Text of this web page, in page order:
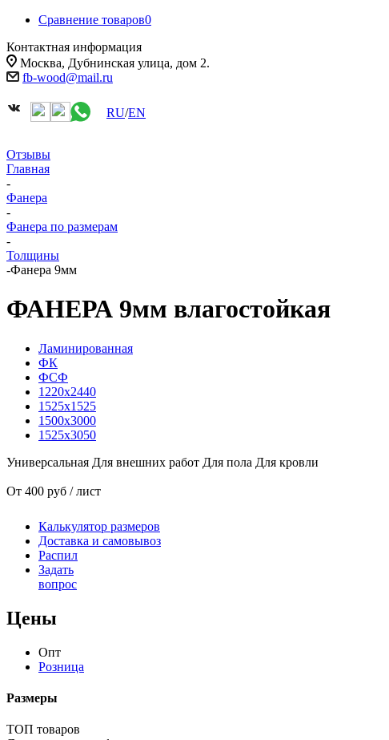
Сравнение товаров0
Контактная информация
Москва, Дубнинская улица, дом 2.
fb-wood@mail.ru
RU/EN
Отзывы
Главная
-
Фанера
-
Фанера по размерам
-
Толщины
-Фанера 9мм
ФАНЕРА 9мм влагостойкая
Ламинированная
ФК
ФСФ
1220x2440
1525x1525
1500x3000
1525x3050
Универсальная Для внешних работ Для пола Для кровли
От 400 руб / лист
Калькулятор размеров
Доставка и самовывоз
Распил
Задать
вопрос
Цены
Опт
Розница
Размеры
ТОП товаров